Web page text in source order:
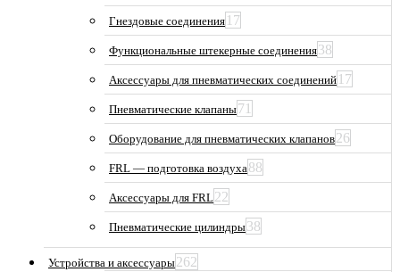
Гнездовые соединения 17
Функциональные штекерные соединения38
Аксессуары для пневматических соединений 17
Пневматические клапаны71
Оборудование для пневматических клапанов26
FRL — подготовка воздуха88
Аксессуары для FRL22
Пневматические цилиндры38
Устройства и аксессуары262